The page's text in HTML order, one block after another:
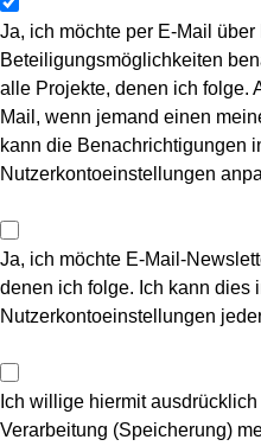
Ja, ich möchte per E-Mail
Beteiligungsmöglichkeiten
alle Projekte, denen ich folge.
Mail, wenn jemand einen
kann die Benachrichtigungen
Nutzerkontoeinstellungen
Ja, ich möchte E-Mail-
denen ich folge. Ich kann dies
Nutzerkontoeinstellungen
Ich willige hiermit
Verarbeitung (Speicherung)